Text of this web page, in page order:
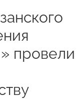
провели